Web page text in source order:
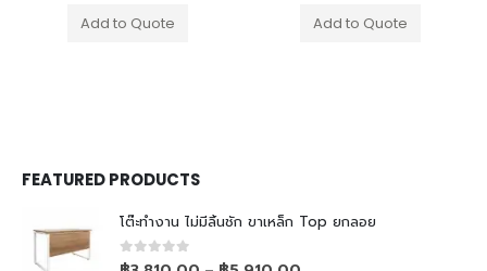
Add to Quote Add to Quote
FEATURED PRODUCTS
โต๊ะทำงาน ไม่มีลิ้นชัก ขาเหล็ก Top ยกลอย
0out of 5